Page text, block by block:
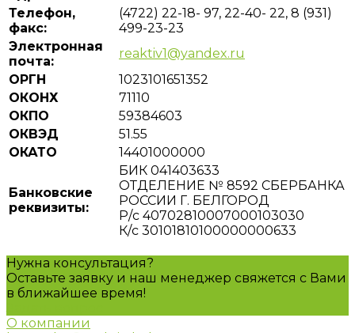
Телефон,
факс:
(4722) 22-18- 97, 22-40- 22, 8 (931)
499-23-23
Электронная
почта:
reaktiv1@yandex.ru
ОРГН
1023101651352
ОКОНХ
71110
ОКПО
59384603
ОКВЭД
51.55
ОКАТО
14401000000
Банковские
реквизиты:
БИК 041403633
ОТДЕЛЕНИЕ № 8592 СБЕРБАНКА
РОССИИ Г. БЕЛГОРОД
Р/с 40702810007000103030
К/с 30101810100000000633
Нужна консультация?
Оставьте заявку и наш менеджер свяжется с Вами
в ближайшее время!
О компании